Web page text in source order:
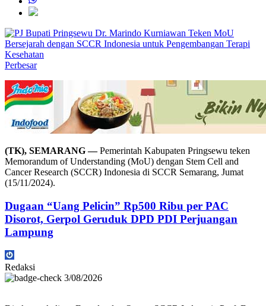
Perbesar
(TK), SEMARANG —Pemerintah Kabupaten Pringsewu teken
Memorandum of Understanding (MoU) dengan Stem Cell and
Cancer Research (SCCR) Indonesia di SCCR Semarang, Jumat
(15/11/2024).
Dugaan “Uang Pelicin” Rp500 Ribu per PAC
Disorot, Gerpol Geruduk DPD PDI Perjuangan
Lampung
Redaksi
3/08/2026